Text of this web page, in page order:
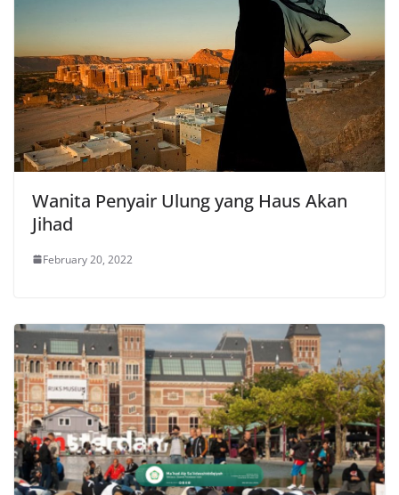
Wanita Penyair Ulung yang Haus Akan
Jihad
February 20, 2022